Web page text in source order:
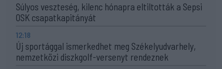
Súlyos veszteség, kilenc hónapra eltiltották a Sepsi
OSK csapatkapitányát
12:18
Új sportággal ismerkedhet meg Székelyudvarhely,
nemzetközi diszkgolf-versenyt rendeznek